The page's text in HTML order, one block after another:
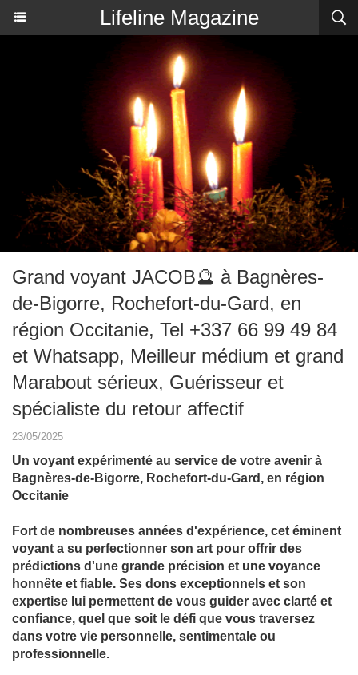
Lifeline Magazine
Grand voyant JACOB🔮 à Bagnères-
de-Bigorre, Rochefort-du-Gard, en
région Occitanie, Tel +337 66 99 49 84
et Whatsapp, Meilleur médium et grand
Marabout sérieux, Guérisseur et
spécialiste du retour affectif
23/05/2025
Un voyant expérimenté au service de votre avenir à
Bagnères-de-Bigorre, Rochefort-du-Gard, en région
Occitanie
Fort de nombreuses années d'expérience, cet éminent
voyant a su perfectionner son art pour offrir des
prédictions d'une grande précision et une voyance
honnête et fiable. Ses dons exceptionnels et son
expertise lui permettent de vous guider avec clarté et
confiance, quel que soit le défi que vous traversez
dans votre vie personnelle, sentimentale ou
professionnelle.